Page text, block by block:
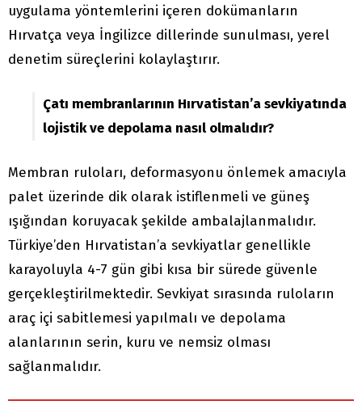
uygulama yöntemlerini içeren dokümanların
Hırvatça veya İngilizce dillerinde sunulması, yerel
denetim süreçlerini kolaylaştırır.
Çatı membranlarının Hırvatistan’a sevkiyatında
lojistik ve depolama nasıl olmalıdır?
Membran ruloları, deformasyonu önlemek amacıyla
palet üzerinde dik olarak istiflenmeli ve güneş
ışığından koruyacak şekilde ambalajlanmalıdır.
Türkiye’den Hırvatistan’a sevkiyatlar genellikle
karayoluyla 4-7 gün gibi kısa bir sürede güvenle
gerçekleştirilmektedir. Sevkiyat sırasında ruloların
araç içi sabitlemesi yapılmalı ve depolama
alanlarının serin, kuru ve nemsiz olması
sağlanmalıdır.